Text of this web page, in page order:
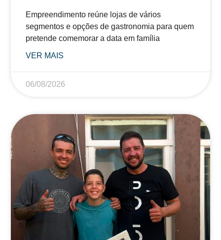
Empreendimento reúne lojas de vários
segmentos e opções de gastronomia para quem
pretende comemorar a data em família
VER MAIS
06/08/2026